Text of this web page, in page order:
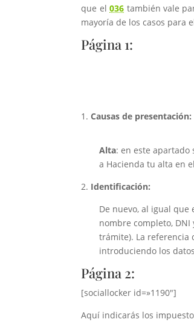
que el036 también vale
mayoría de los casos para
Página 1:
Causas de presentación:
Alta: en este
a Hacienda tu alta en
2. Identificación:
De nuevo, al igual
nombre completo,
trámite). La referencia
introduciendo los
Página 2:
[sociallocker id=»1190″]
Aquí indicarás los